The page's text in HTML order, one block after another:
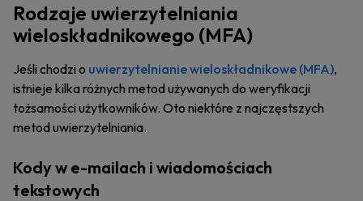
Rodzaje uwierzytelniania
wieloskładnikowego (MFA)
Jeśli chodzi o uwierzytelnianie wieloskładnikowe (MFA),
istnieje kilka różnych metod używanych do weryfikacji
tożsamości użytkowników. Oto niektóre z najczęstszych
metod uwierzytelniania.
Kody w e-mailach i wiadomościach
tekstowych